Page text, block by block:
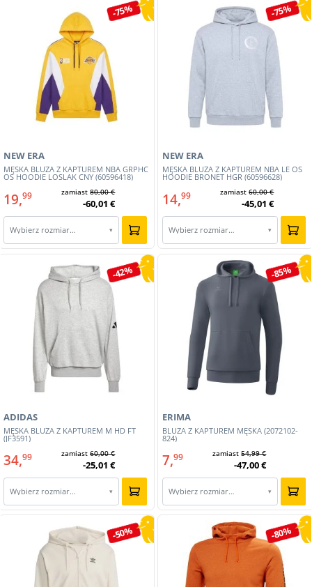
-75%
MĘSKA BLUZA Z KAPTUREM NBA GRPHC
OS HOODIE LOSLAK CNY (60596418)
NEW ERA
19,99 zamiast80,00 €
-60,01 €
Wybierz rozmiar… ▾
-75%
MĘSKA BLUZA Z KAPTUREM NBA LE OS
HOODIE BRONET HGR (60596628)
NEW ERA
14,99 zamiast60,00 €
-45,01 €
Wybierz rozmiar… ▾
-42%
MĘSKA BLUZA Z KAPTUREM M HD FT
(JF3591)
ADIDAS
34,99 zamiast60,00 €
-25,01 €
Wybierz rozmiar… ▾
-85%
BLUZA Z KAPTUREM MĘSKA (2072102-
824)
ERIMA
7,99 zamiast54,99 €
-47,00 €
Wybierz rozmiar… ▾
-50% -80%